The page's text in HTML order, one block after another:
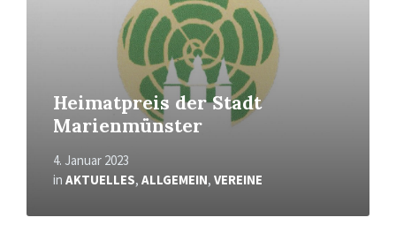
Heimatpreis der Stadt
Marienmünster
4. Januar 2023
in AKTUELLES, ALLGEMEIN, VEREINE